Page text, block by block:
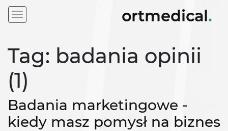
Tag: badania opinii
(1)
Badania marketingowe -
kiedy masz pomysł na biznes